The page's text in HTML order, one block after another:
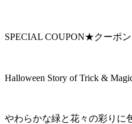
SPECIAL COUPON★クーポ
Halloween Story of Trick &
やわらかな緑と花々の彩りに